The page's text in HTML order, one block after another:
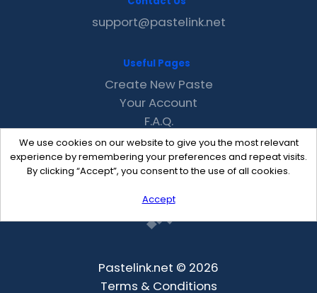
We use cookies on our website to give you the most relevant
experience by remembering your preferences and repeat visits.
By clicking “Accept”, you consent to the use of all cookies.
Accept
support@pastelink.net
Useful Pages
Create New Paste
Your Account
F.A.Q.
Recent
Contact
Pastelink.net © 2026
Terms & Conditions